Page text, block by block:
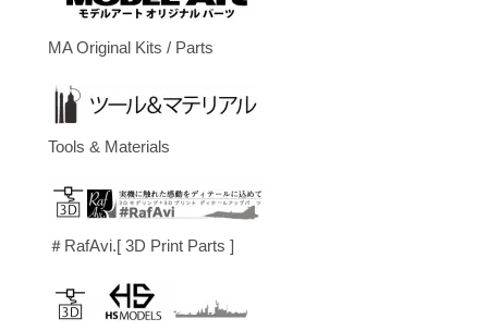
MA Original Kits / Parts
Tools & Materials
＃RafAvi.[ 3D Print Parts ]